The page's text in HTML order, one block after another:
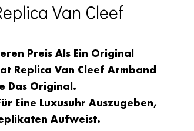
Van Cleef
Preis Als Ein Original
Replica Van Cleef Armband
Das Original.
Eine Luxusuhr Auszugeben,
Aufweist.